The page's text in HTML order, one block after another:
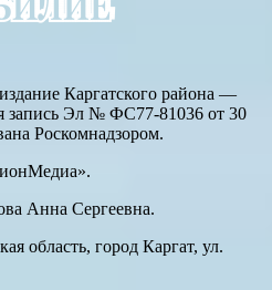
Каргатского района —
запись Эл № ФС77-81036 от 30
Роскомнадзором.
Анна Сергеевна.
область, город Каргат, ул.